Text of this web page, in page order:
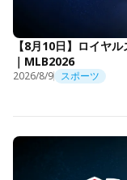
【8月10日】ロイヤ
｜MLB2026
2026/8/9 スポーツ